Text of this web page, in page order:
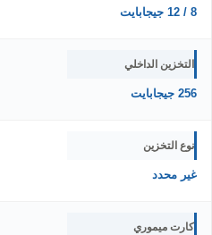
8 / 12 جيجابايت
التخزين الداخلي
256 جيجابايت
نوع التخزين
غير محدد
كارت ميموري